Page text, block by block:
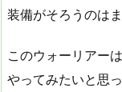
装備がそろうのは
このウォーリアー
やってみたいと思っ